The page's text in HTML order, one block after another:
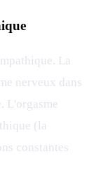
La
nerveux dans
L'orgasme
(la
constantes